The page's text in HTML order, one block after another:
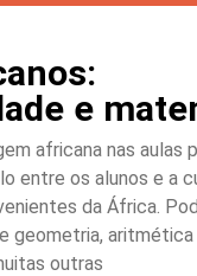
e
africana nas aulas
entre os alunos e a
da África.
geometria, aritmética
outras